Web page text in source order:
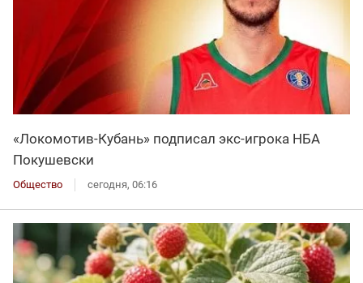
«Локомотив-Кубань» подписал экс-игрока НБА
Покушевски
Общество сегодня, 06:16